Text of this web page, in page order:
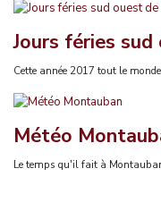
Jours féries
Cette année 2017 tout le
Météo
Le temps qu'il fait à